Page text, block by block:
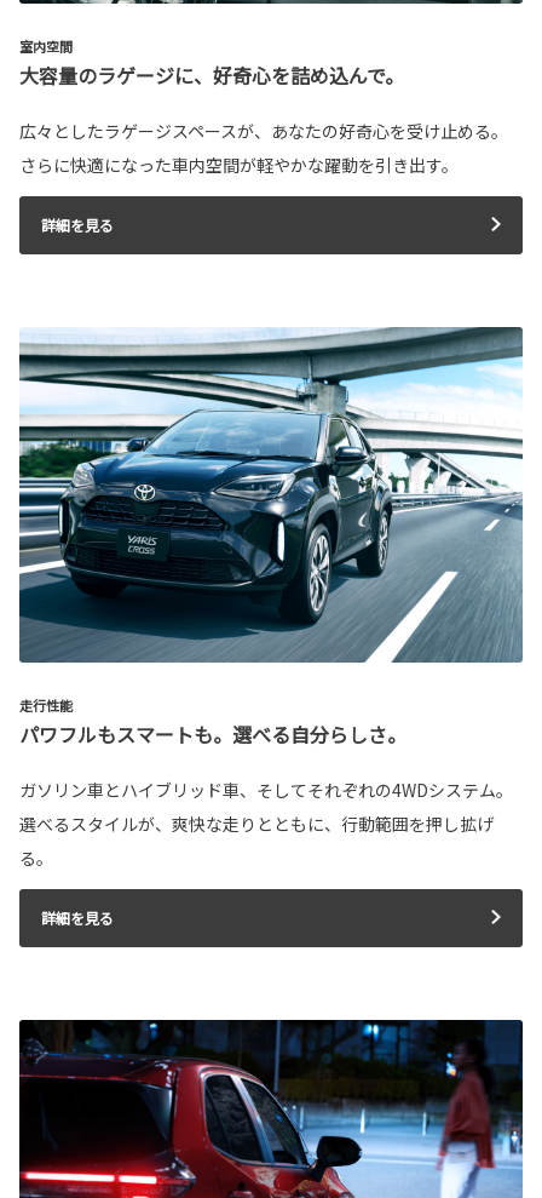
室内空間
大容量のラゲージに、好奇心を詰め込んで。
広々としたラゲージスペースが、あなたの好奇心を受け止める。
さらに快適になった車内空間が軽やかな躍動を引き出す。
詳細を見る
走行性能
パワフルもスマートも。選べる自分らしさ。
ガソリン車とハイブリッド車、そしてそれぞれの4WDシステム。
選べるスタイルが、爽快な走りとともに、行動範囲を押し拡げ
る。
詳細を見る